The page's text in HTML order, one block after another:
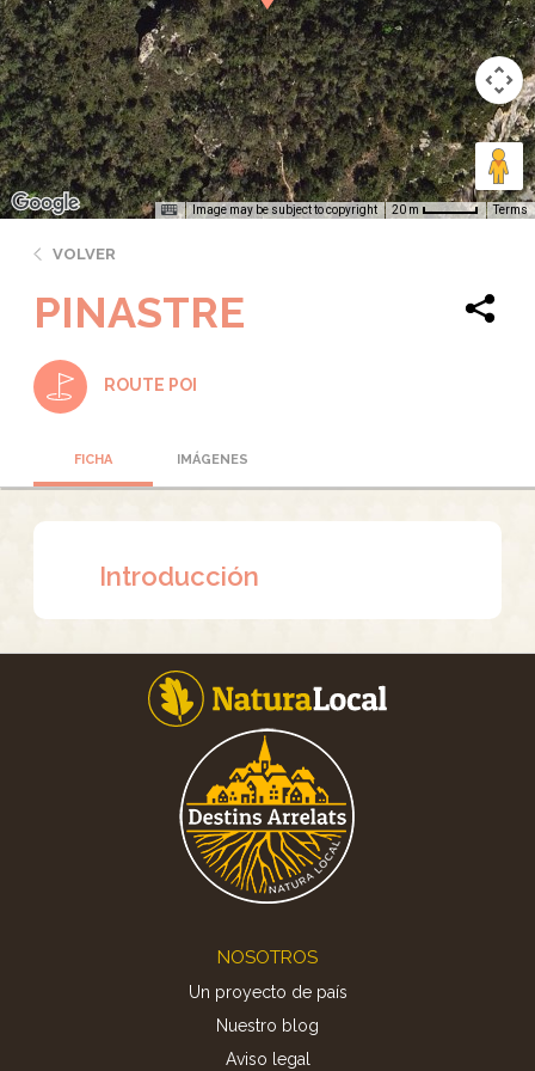
Image may be subject to copyright 20 m Terms
VOLVER
PINASTRE
ROUTE POI
FICHA IMÁGENES
Introducción
NOSOTROS
Un proyecto de país
Nuestro blog
Aviso legal